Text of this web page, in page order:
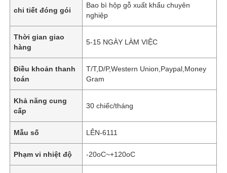
chi tiết đóng gói
Bao bì hộp gỗ xuất khẩu chuyên
nghiệp
Thời gian giao
hàng
5-15 NGÀY LÀM VIỆC
Điều khoản thanh
toán
T/T,D/P,Western Union,Paypal,Money
Gram
Khả năng cung
cấp
30 chiếc/tháng
Mẫu số LÊN-6111
Phạm vi nhiệt độ -20oC~+120oC